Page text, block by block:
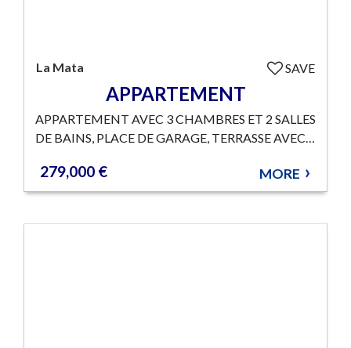
La Mata SAVE
APPARTEMENT
APPARTEMENT AVEC 3 CHAMBRES ET 2 SALLES
DE BAINS, PLACE DE GARAGE, TERRASSE AVEC…
279,000 € MORE